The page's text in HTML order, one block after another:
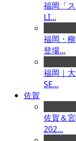
福岡「
LI...
福岡・
登場...
福岡｜
SE...
佐賀
佐賀＆
202...